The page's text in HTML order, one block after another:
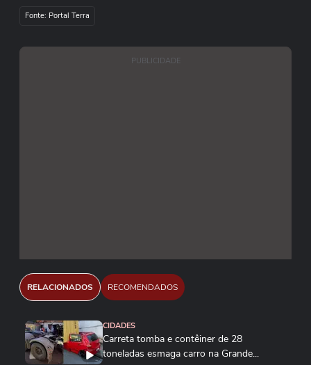
Reprodução/Globo
Fonte: Portal Terra
PUBLICIDADE
RELACIONADOS RECOMENDADOS
CIDADES
Carreta tomba e contêiner de 28
toneladas esmaga carro na Grande...